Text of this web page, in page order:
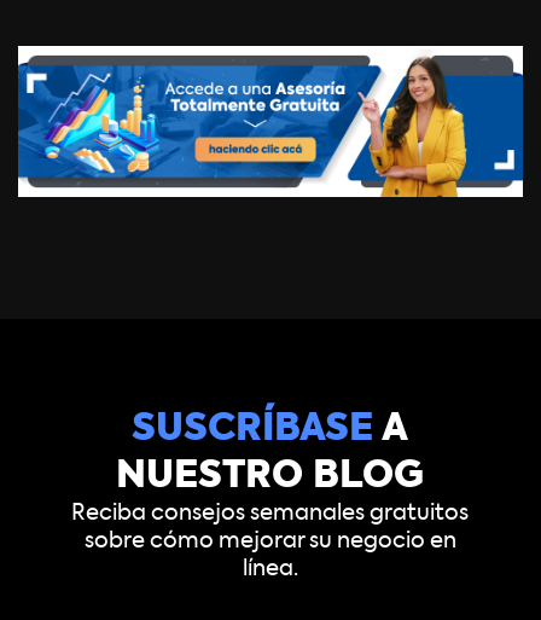
SUSCRÍBASE A
NUESTRO BLOG
Reciba consejos semanales gratuitos
sobre cómo mejorar su negocio en
línea.